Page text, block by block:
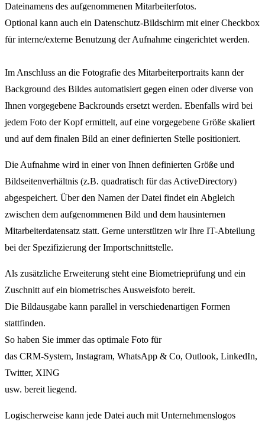
Dateinamens des aufgenommenen Mitarbeiterfotos.
Optional kann auch ein Datenschutz-Bildschirm mit einer Checkbox
für interne/externe Benutzung der Aufnahme eingerichtet werden.
Im Anschluss an die Fotografie des Mitarbeiterportraits kann der
Background des Bildes automatisiert gegen einen oder diverse von
Ihnen vorgegebene Backrounds ersetzt werden. Ebenfalls wird bei
jedem Foto der Kopf ermittelt, auf eine vorgegebene Größe skaliert
und auf dem finalen Bild an einer definierten Stelle positioniert.
Die Aufnahme wird in einer von Ihnen definierten Größe und
Bildseitenverhältnis (z.B. quadratisch für das ActiveDirectory)
abgespeichert. Über den Namen der Datei findet ein Abgleich
zwischen dem aufgenommenen Bild und dem hausinternen
Mitarbeiterdatensatz statt. Gerne unterstützen wir Ihre IT-Abteilung
bei der Spezifizierung der Importschnittstelle.
Als zusätzliche Erweiterung steht eine Biometrieprüfung und ein
Zuschnitt auf ein biometrisches Ausweisfoto bereit.
Die Bildausgabe kann parallel in verschiedenartigen Formen
stattfinden.
So haben Sie immer das optimale Foto für
das CRM-System, Instagram, WhatsApp & Co, Outlook, LinkedIn,
Twitter, XING
usw. bereit liegend.
Logischerweise kann jede Datei auch mit Unternehmenslogos